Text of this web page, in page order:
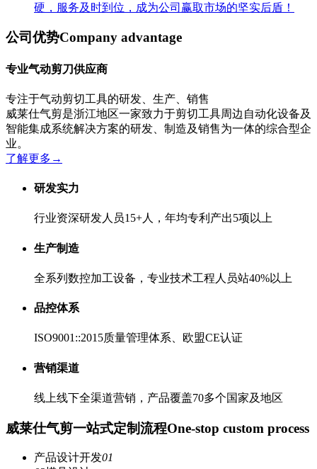
硬，服务及时到位，成为公司赢取市场的坚实后盾！
公司优势Company advantage
专业气动剪刀供应商
专注于气动剪切工具的研发、生产、销售
威莱仕气剪是浙江地区一家致力于剪切工具周边自动化设备及
智能集成系统解决方案的研发、制造及销售为一体的综合型企
业。
了解更多 →
研发实力
行业资深研发人员15+人，年均专利产出5项以上
生产制造
全系列数控加工设备，专业技术工程人员站40%以上
品控体系
ISO9001::2015质量管理体系、欧盟CE认证
营销渠道
线上线下全渠道营销，产品覆盖70多个国家及地区
威莱仕气剪一站式定制流程One-stop custom process
产品设计开发01